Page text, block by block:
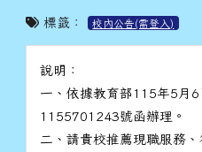
標籤： 校內公告(需登入)
說明：
一、依據教育部115年5月
1155701243號函辦理。
二、請貴校推薦現職服務